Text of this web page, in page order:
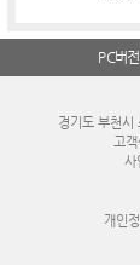
PC버전
경기도 부천
고
사
개인